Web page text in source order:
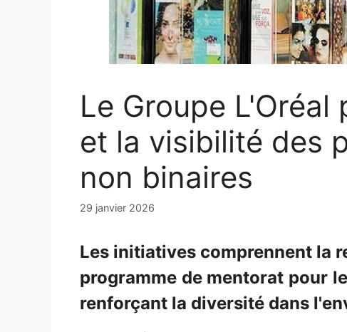
Le Groupe
et la visibilité des
non binaires
29 janvier 2026
Les initiatives comprennent la
programme de mentorat pour
renforçant la diversité dans